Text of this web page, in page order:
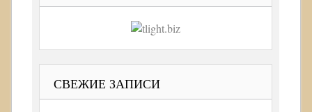
СВЕЖИЕ ЗАПИСИ